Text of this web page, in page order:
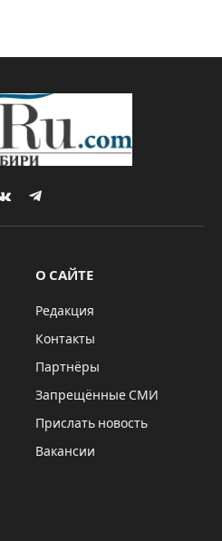
VKontakteTelegram
О САЙТЕ
Редакция
Контакты
Партнёры
Запрещённые СМИ
Прислать новость
Вакансии